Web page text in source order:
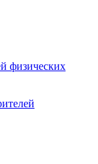
физических